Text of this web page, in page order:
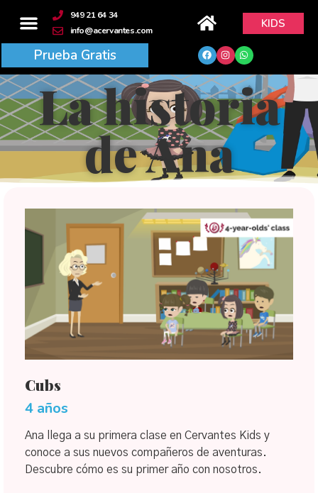
949 21 64 34
info@acervantes.com
KIDS
Prueba Gratis
La historia
de Ana
Cubs
4 años
Ana llega a su primera clase en Cervantes Kids y
conoce a sus nuevos compañeros de aventuras.
Descubre cómo es su primer año con nosotros.